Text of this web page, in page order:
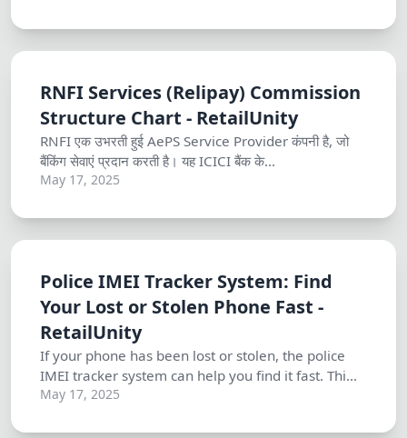
RNFI Services (Relipay) Commission
Structure Chart - RetailUnity
RNFI एक उभरती हुई AePS Service Provider कंपनी है, जो
बैंकिंग सेवाएं प्रदान करती है। यह ICICI बैंक के...
May 17, 2025
Police IMEI Tracker System: Find
Your Lost or Stolen Phone Fast -
RetailUnity
If your phone has been lost or stolen, the police
IMEI tracker system can help you find it fast. Thi...
May 17, 2025